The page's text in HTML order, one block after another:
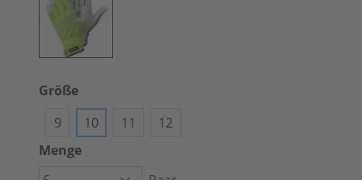
Größe
9
10 11
12
Menge